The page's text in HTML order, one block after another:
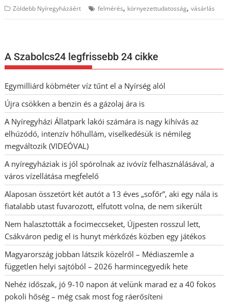
Zöldebb Nyíregyházáért felmérés, környezettudatosság,vásárlás
A Szabolcs24 legfrissebb 24 cikke
Egymilliárd köbméter víz tűnt el a Nyírség alól
Újra csökken a benzin és a gázolaj ára is
A Nyíregyházi Állatpark lakói számára is nagy kihívás az
elhúzódó, intenzív hőhullám, viselkedésük is némileg
megváltozik (VIDEÓVAL)
A nyíregyháziak is jól spórolnak az ivóvíz felhasználásával, a
város vízellátása megfelelő
Alaposan összetört két autót a 13 éves „sofőr”, aki egy nála is
fiatalabb utast fuvarozott, elfutott volna, de nem sikerült
Nem halasztották a focimeccseket, Újpesten rosszul lett,
Csákváron pedig el is hunyt mérkőzés közben egy játékos
Magyarország jobban látszik közelről – Médiaszemle a
független helyi sajtóból – 2026 harmincegyedik hete
Nehéz időszak, jó 9-10 napon át velünk marad ez a 40 fokos
pokoli hőség – még csak most fog ráerősíteni